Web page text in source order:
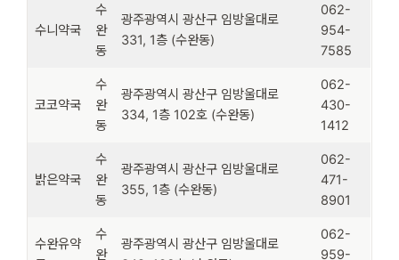
수니약국
수
완
동
광주광역시 광산구 임방울대로
331, 1층 (수완동)
062-
954-
7585
코코약국
수
완
동
광주광역시 광산구 임방울대로
334, 1층 102호 (수완동)
062-
430-
1412
밝은약국
수
완
동
광주광역시 광산구 임방울대로
355, 1층 (수완동)
062-
471-
8901
수완유약
수
완
광주광역시 광산구 임방울대로
062-
959-